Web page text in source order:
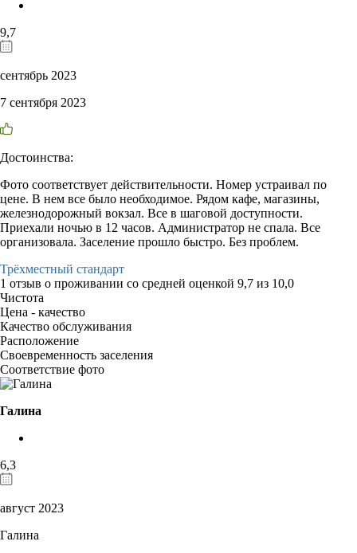
9,7
сентябрь 2023
7 сентября 2023
Достоинства:
Фото соответствует действительности. Номер устраивал по
цене. В нем все было необходимое. Рядом кафе, магазины,
железнодорожный вокзал. Все в шаговой доступности.
Приехали ночью в 12 часов. Администратор не спала. Все
организовала. Заселение прошло быстро. Без проблем.
Трёхместный стандарт
1 отзыв о проживании со средней оценкой 9,7 из 10,0
Чистота
Цена - качество
Качество обслуживания
Расположение
Своевременность заселения
Соответствие фото
Галина
6,3
август 2023
Галина